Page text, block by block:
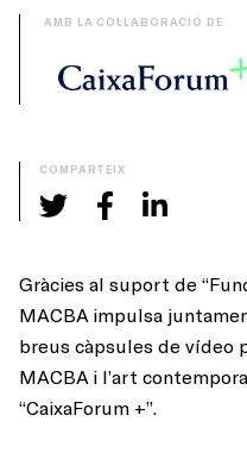
AMB LA COL·LABORACIÓ DE
COMPARTEIX
Gràcies al suport de
MACBA impulsa
breus càpsules de vídeo
MACBA i l’art
“CaixaForum +”.